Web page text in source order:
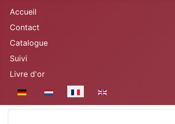
Accueil
Contact
Catalogue
Suivi
Livre d'or
Sélectionnez votre langue